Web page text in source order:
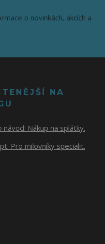
o novinkách, akcích a
NA
návod: Nákup na splátky.
Pro milovníky specialit.